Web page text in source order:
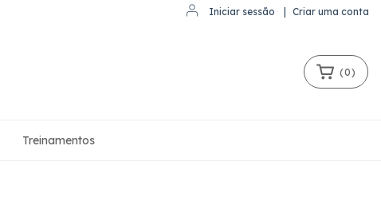
Iniciar sessão Criar uma conta
(0)
Treinamentos